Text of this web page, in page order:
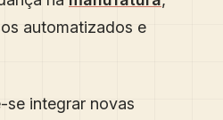
automatizados e
se integrar novas